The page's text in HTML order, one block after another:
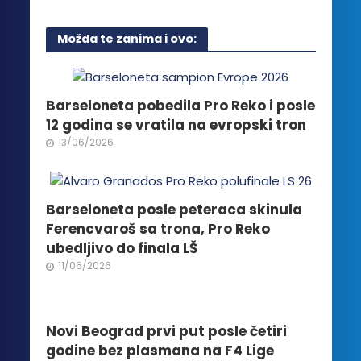
više
varijanti.
mogu
biti
izabrane
na
proizvoda.
Možda te zanima i ovo:
Barseloneta pobedila Pro Reko i posle
12 godina se vratila na evropski tron
13/06/2026
Barseloneta posle peteraca skinula
Ferencvaroš sa trona, Pro Reko
ubedljivo do finala LŠ
11/06/2026
Novi Beograd prvi put posle četiri
godine bez plasmana na F4 Lige